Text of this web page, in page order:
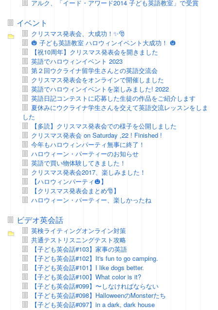
アルク、「イード・アワード2014 子ども英語教室」で受賞
イベント
クリスマス発表会、大成功！✨🎅
🎃 子ども英語教室 ハロウィンイベント大成功！ 🎃
【祝10周年】クリスマス発表会を開きました
英語でハロウィンイベント 2023
第２回ウクライナ留学生さんとの英語交流会
クリスマス発表会をオンラインで開催しました
英語でハロウィンイベントを楽しみました! 2022
英語日記コンテストに応募した生徒の作品をご紹介します
夏休みにウクライナ学生さんを交えて英語交流レッスンをしま
した
【多読】クリスマス発表会での様子を公開しました
クリスマス発表会 on Saturday ,22 ! Finished !
今年もハロウィンパーティ無事に終了！
ハロウィーン・パーティーのお知らせ
英語で買い物体験してきました！
クリスマス発表会2017、楽しみました！
【ハロウィンパーティ🎃】
【クリスマス発表会まとめ🎅】
ハロウィーン・パーティー、楽しかったね
ビデオ英会話
英検ライティングオンライン対策
共通テストリスニングテスト攻略
【子ども英会話#103】家事の英語
【子ども英会話#102】It's fun to go camping.
【子ども英会話#101】I like dogs better.
【子ども英会話#100】What color is it?
【子ども英会話#099】〜しなければならない
【子ども英会話#098】HalloweenのMonsterたち
【子ども英会話#097】in a dark, dark house